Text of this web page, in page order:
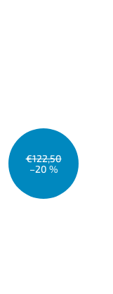
€122,50
–20 %